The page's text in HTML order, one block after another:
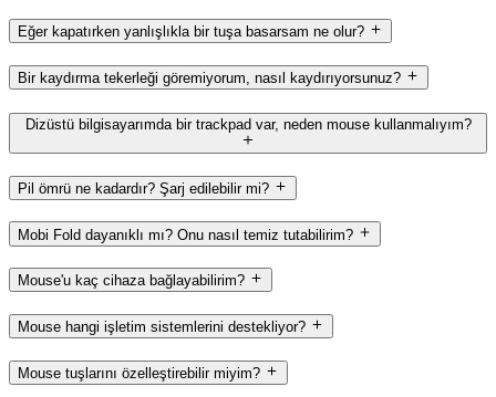
Eğer kapatırken yanlışlıkla bir tuşa basarsam ne olur?
Bir kaydırma tekerleği göremiyorum, nasıl kaydırıyorsunuz?
Dizüstü bilgisayarımda bir trackpad var, neden mouse kullanmalıyım?
Pil ömrü ne kadardır? Şarj edilebilir mi?
Mobi Fold dayanıklı mı? Onu nasıl temiz tutabilirim?
Mouse'u kaç cihaza bağlayabilirim?
Mouse hangi işletim sistemlerini destekliyor?
Mouse tuşlarını özelleştirebilir miyim?